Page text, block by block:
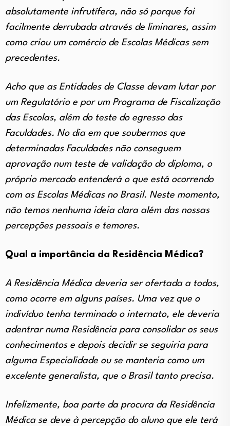
absolutamente infrutífera, não só porque foi
facilmente derrubada através de liminares, assim
como criou um comércio de Escolas Médicas sem
precedentes.
Acho que as Entidades de Classe devam lutar por
um Regulatório e por um Programa de Fiscalização
das Escolas, além do teste do egresso das
Faculdades. No dia em que soubermos que
determinadas Faculdades não conseguem
aprovação num teste de validação do diploma, o
próprio mercado entenderá o que está ocorrendo
com as Escolas Médicas no Brasil. Neste momento,
não temos nenhuma ideia clara além das nossas
percepções pessoais e temores.
Qual a importância da Residência Médica?
A Residência Médica deveria ser ofertada a todos,
como ocorre em alguns países. Uma vez que o
indivíduo tenha terminado o internato, ele deveria
adentrar numa Residência para consolidar os seus
conhecimentos e depois decidir se seguiria para
alguma Especialidade ou se manteria como um
excelente generalista, que o Brasil tanto precisa.
Infelizmente, boa parte da procura da Residência
Médica se deve à percepção do aluno que ele terá